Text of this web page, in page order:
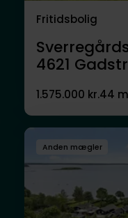
Fritidsbolig
4621
1.575.000 kr.44
Anden mægler